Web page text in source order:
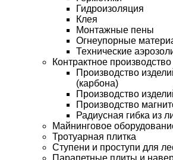
Гидроизоляция
Клея
Монтажные пены
Огнеупорные
Технические
Контрактное производство
Производство
(карбона)
Производство
Производство
Радиусная гибка из
Майнинговое
Тротуарная плитка
Ступени и проступи для
Парапетные плиты и